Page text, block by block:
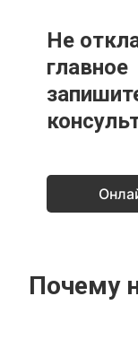
Не
главное
Почему